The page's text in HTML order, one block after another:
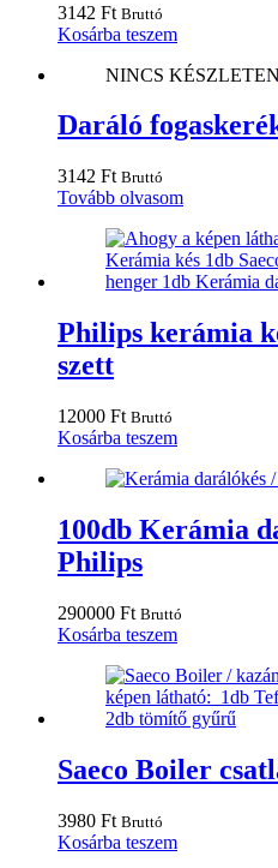
3142 Ft Bruttó
Kosárba teszem
NINCS KÉSZLETEN
Daráló
3142 Ft Bruttó
Tovább olvasom
Philips kerámia
szett
12000 Ft Bruttó
Kosárba teszem
100db Kerámia
Philips
290000 Ft Bruttó
Kosárba teszem
Saeco Boiler
3980 Ft Bruttó
Kosárba teszem